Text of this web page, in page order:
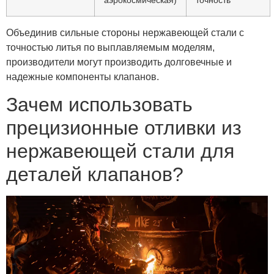
Объединив сильные стороны нержавеющей стали с
точностью литья по выплавляемым моделям,
производители могут производить долговечные и
надежные компоненты клапанов.
Зачем использовать
прецизионные отливки из
нержавеющей стали для
деталей клапанов?